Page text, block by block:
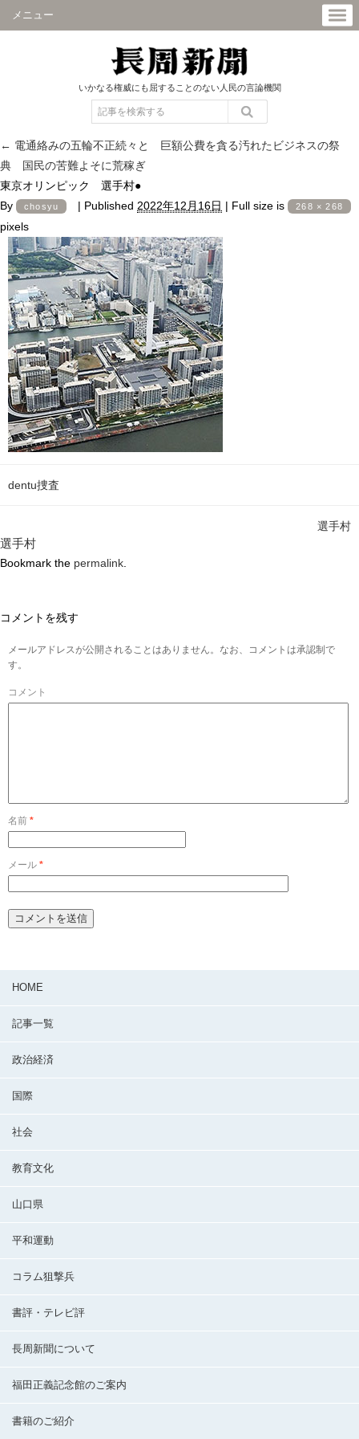
メニュー
いかなる権威にも屈することのない人民の言論機関
← 電通絡みの五輪不正続々と 巨額公費を貪る汚れたビジネスの祭
典 国民の苦難よそに荒稼ぎ
東京オリンピック 選手村●
By
chosyu | Published 2022年12月16日 | Full size is 268 × 268
pixels
dentu捜査
選手村
選手村
Bookmark the permalink
コメントを残す
メールアドレスが公開されることはありません。なお、コメントは承認制で
す。
コメント
名前 *
メール *
HOME
記事一覧
政治経済
国際
社会
教育文化
山口県
平和運動
コラム狙撃兵
書評・テレビ評
長周新聞について
福田正義記念館のご案内
書籍のご紹介